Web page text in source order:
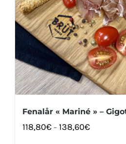
Fenalår « Mariné » –
118,80€ – 138,60€